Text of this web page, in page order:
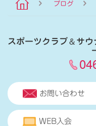
ブログ
スポーツクラブ＆サ
お問い合わせ
WEB入会